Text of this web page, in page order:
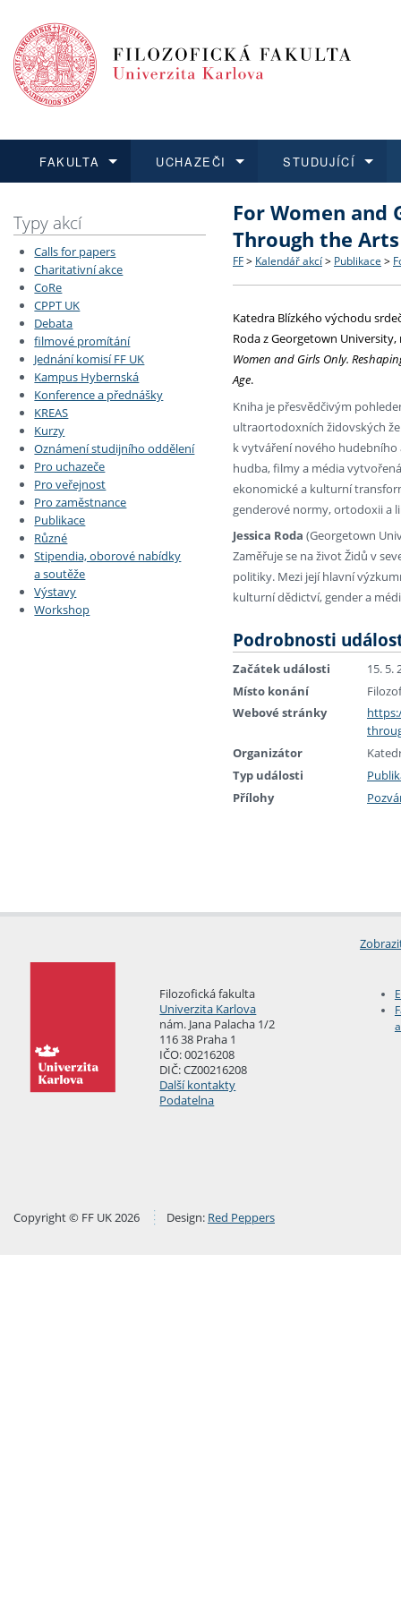
FAKULTA
Dozvědět se více
Struktura a historie
Strategie a další
Absolventi fakulty
UCHAZEČI
Podat přihlášku
Co studovat a jak se
Učitelské studijní
STUDUJÍCÍ
Dozvědět se více
Bakalářské a
Doktorské studium
Dozvědět se více
O vědě a výzkumu na FF
Akademické kvalifikace
Dozvědět se více
Aktuální nabídky a
Vyjíždějící studenti
Vyjíždějící zaměstnanci
Typy akcí
Calls for papers
Charitativní akce
CoRe
CPPT UK
Debata
filmové promítání
Jednání komisí FF UK
Kampus Hybernská
Konference a přednášky
KREAS
Kurzy
Oznámení studijního oddělení
Pro uchazeče
Pro veřejnost
Pro zaměstnance
Publikace
Různé
Stipendia, oborové nabídky
a soutěže
Výstavy
Workshop
For Women and
Through the
FF > Kalendář akcí > Publikace >
Katedra Blízkého východu
Roda z Georgetown
Women and Girls Only.
Age.
Kniha je přesvědčivým
ultraortodoxních židovských
k vytváření nového
hudba, filmy a média
ekonomické a kulturní
genderové normy, ortodoxii a
Jessica Roda (Georgetown
Zaměřuje se na život Židů v
politiky. Mezi její hlavní
kulturní dědictví, gender a
Podrobnosti
Začátek události
15. 5.
Místo konání
Webové stránky
Organizátor
Typ události
Přílohy
Filozofická fakulta
Univerzita Karlova
nám. Jana Palacha 1/2
116 38 Praha 1
IČO: 00216208
DIČ: CZ00216208
Další kontakty
Podatelna
Copyright © FF UK 2026 Design: Red Peppers